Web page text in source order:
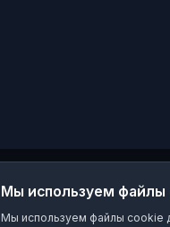
Мы используем файлы
Мы используем файлы cookie